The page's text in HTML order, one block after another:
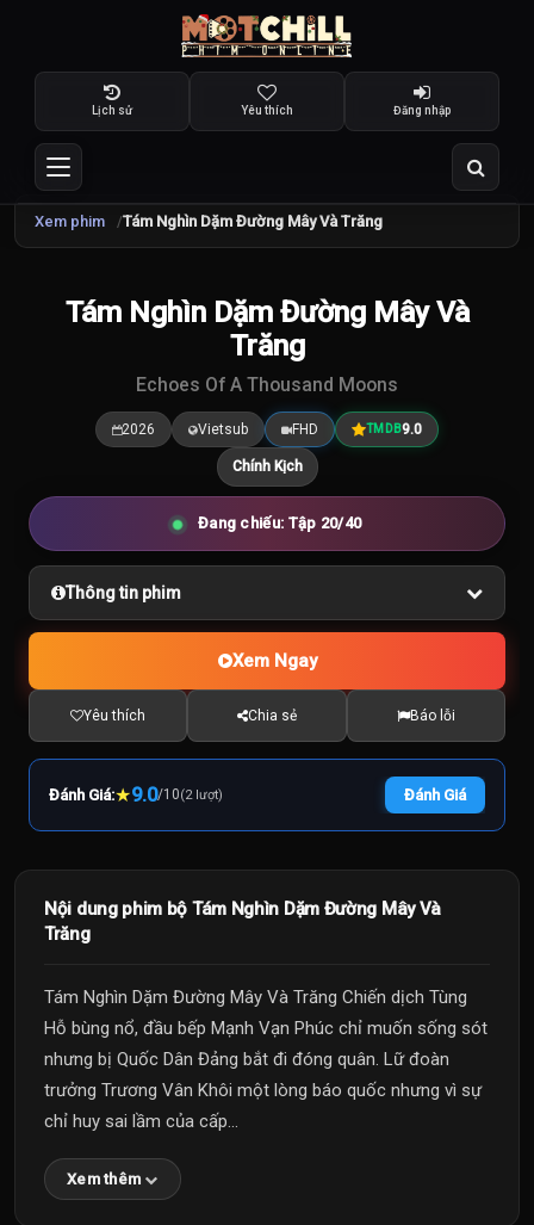
Lịch sử Yêu thích Đăng nhập
Xem phim Tám Nghìn Dặm Đường Mây Và Trăng
9.0 /10
Tám Nghìn Dặm Đường Mây Và
Trăng
Echoes Of A Thousand Moons
2026 Vietsub FHD TMDB9.0
Chính Kịch
Đang chiếu: Tập 20/40
Thông tin phim
Xem Ngay
Yêu thích Chia sẻ Báo lỗi
Đánh Giá:★9.0/10(2 lượt) Đánh Giá
Nội dung phim bộ Tám Nghìn Dặm Đường Mây Và
Trăng
Tám Nghìn Dặm Đường Mây Và Trăng Chiến dịch Tùng
Hỗ bùng nổ, đầu bếp Mạnh Vạn Phúc chỉ muốn sống sót
nhưng bị Quốc Dân Đảng bắt đi đóng quân. Lữ đoàn
trưởng Trương Vân Khôi một lòng báo quốc nhưng vì sự
chỉ huy sai lầm của cấp...
Xem thêm